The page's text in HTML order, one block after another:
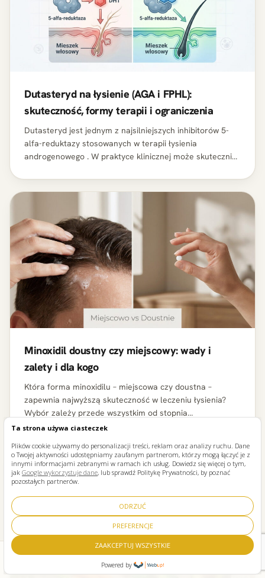
Ta strona używa ciasteczek
Plików cookie używamy do personalizacji treści, reklam oraz analizy ruchu. Dane
o Twojej aktywności udostępniamy zaufanym partnerom, którzy mogą łączyć je z
innymi informacjami zebranymi w ramach ich usług. Dowiedz się więcej o tym,
jak Google wykorzystuje dane, lub sprawdź Politykę Prywatności, by poznać
pozostałych partnerów.
ODRZUĆ
PREFERENCJE
ZAAKCEPTUJ WSZYSTKIE
Powered by
Dutasteryd na łysienie (AGA i FPHL):
skuteczność, formy terapii i ograniczenia
Dutasteryd jest jednym z najsilniejszych inhibitorów 5-
alfa-reduktazy stosowanych w terapii łysienia
androgenowego . W praktyce klinicznej może skutecznie
Minoxidil doustny czy miejscowy: wady i
zalety i dla kogo
Która forma minoxidilu – miejscowa czy doustna –
zapewnia najwyższą skuteczność w leczeniu łysienia?
Wybór zależy przede wszystkim od stopnia
miniaturyzacji mieszków włosowych, tolerancji organizmu